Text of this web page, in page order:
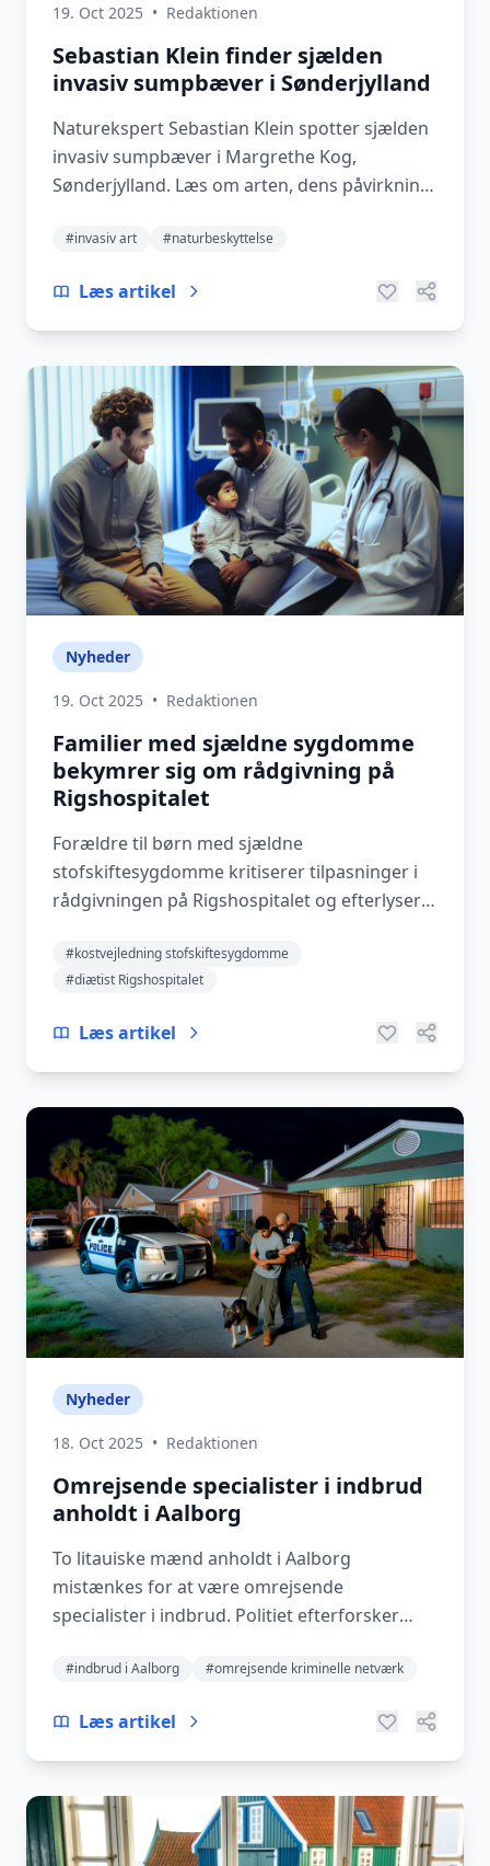
19. Oct 2025 • Redaktionen
Sebastian Klein finder sjælden
invasiv sumpbæver i Sønderjylland
Naturekspert Sebastian Klein spotter sjælden
invasiv sumpbæver i Margrethe Kog,
Sønderjylland. Læs om arten, dens påvirkning
#invasiv art #naturbeskyttelse
Læs artikel
Nyheder
19. Oct 2025 • Redaktionen
Familier med sjældne sygdomme
bekymrer sig om rådgivning på
Rigshospitalet
Forældre til børn med sjældne
stofskiftesygdomme kritiserer tilpasninger i
rådgivningen på Rigshospitalet og efterlyser
#kostvejledning stofskiftesygdomme
#diætist Rigshospitalet
Læs artikel
Nyheder
18. Oct 2025 • Redaktionen
Omrejsende specialister i indbrud
anholdt i Aalborg
To litauiske mænd anholdt i Aalborg
mistænkes for at være omrejsende
specialister i indbrud. Politiet efterforsker
#indbrud i Aalborg #omrejsende kriminelle netværk
Læs artikel